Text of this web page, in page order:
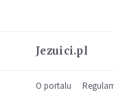
Jezuici.pl
O portalu